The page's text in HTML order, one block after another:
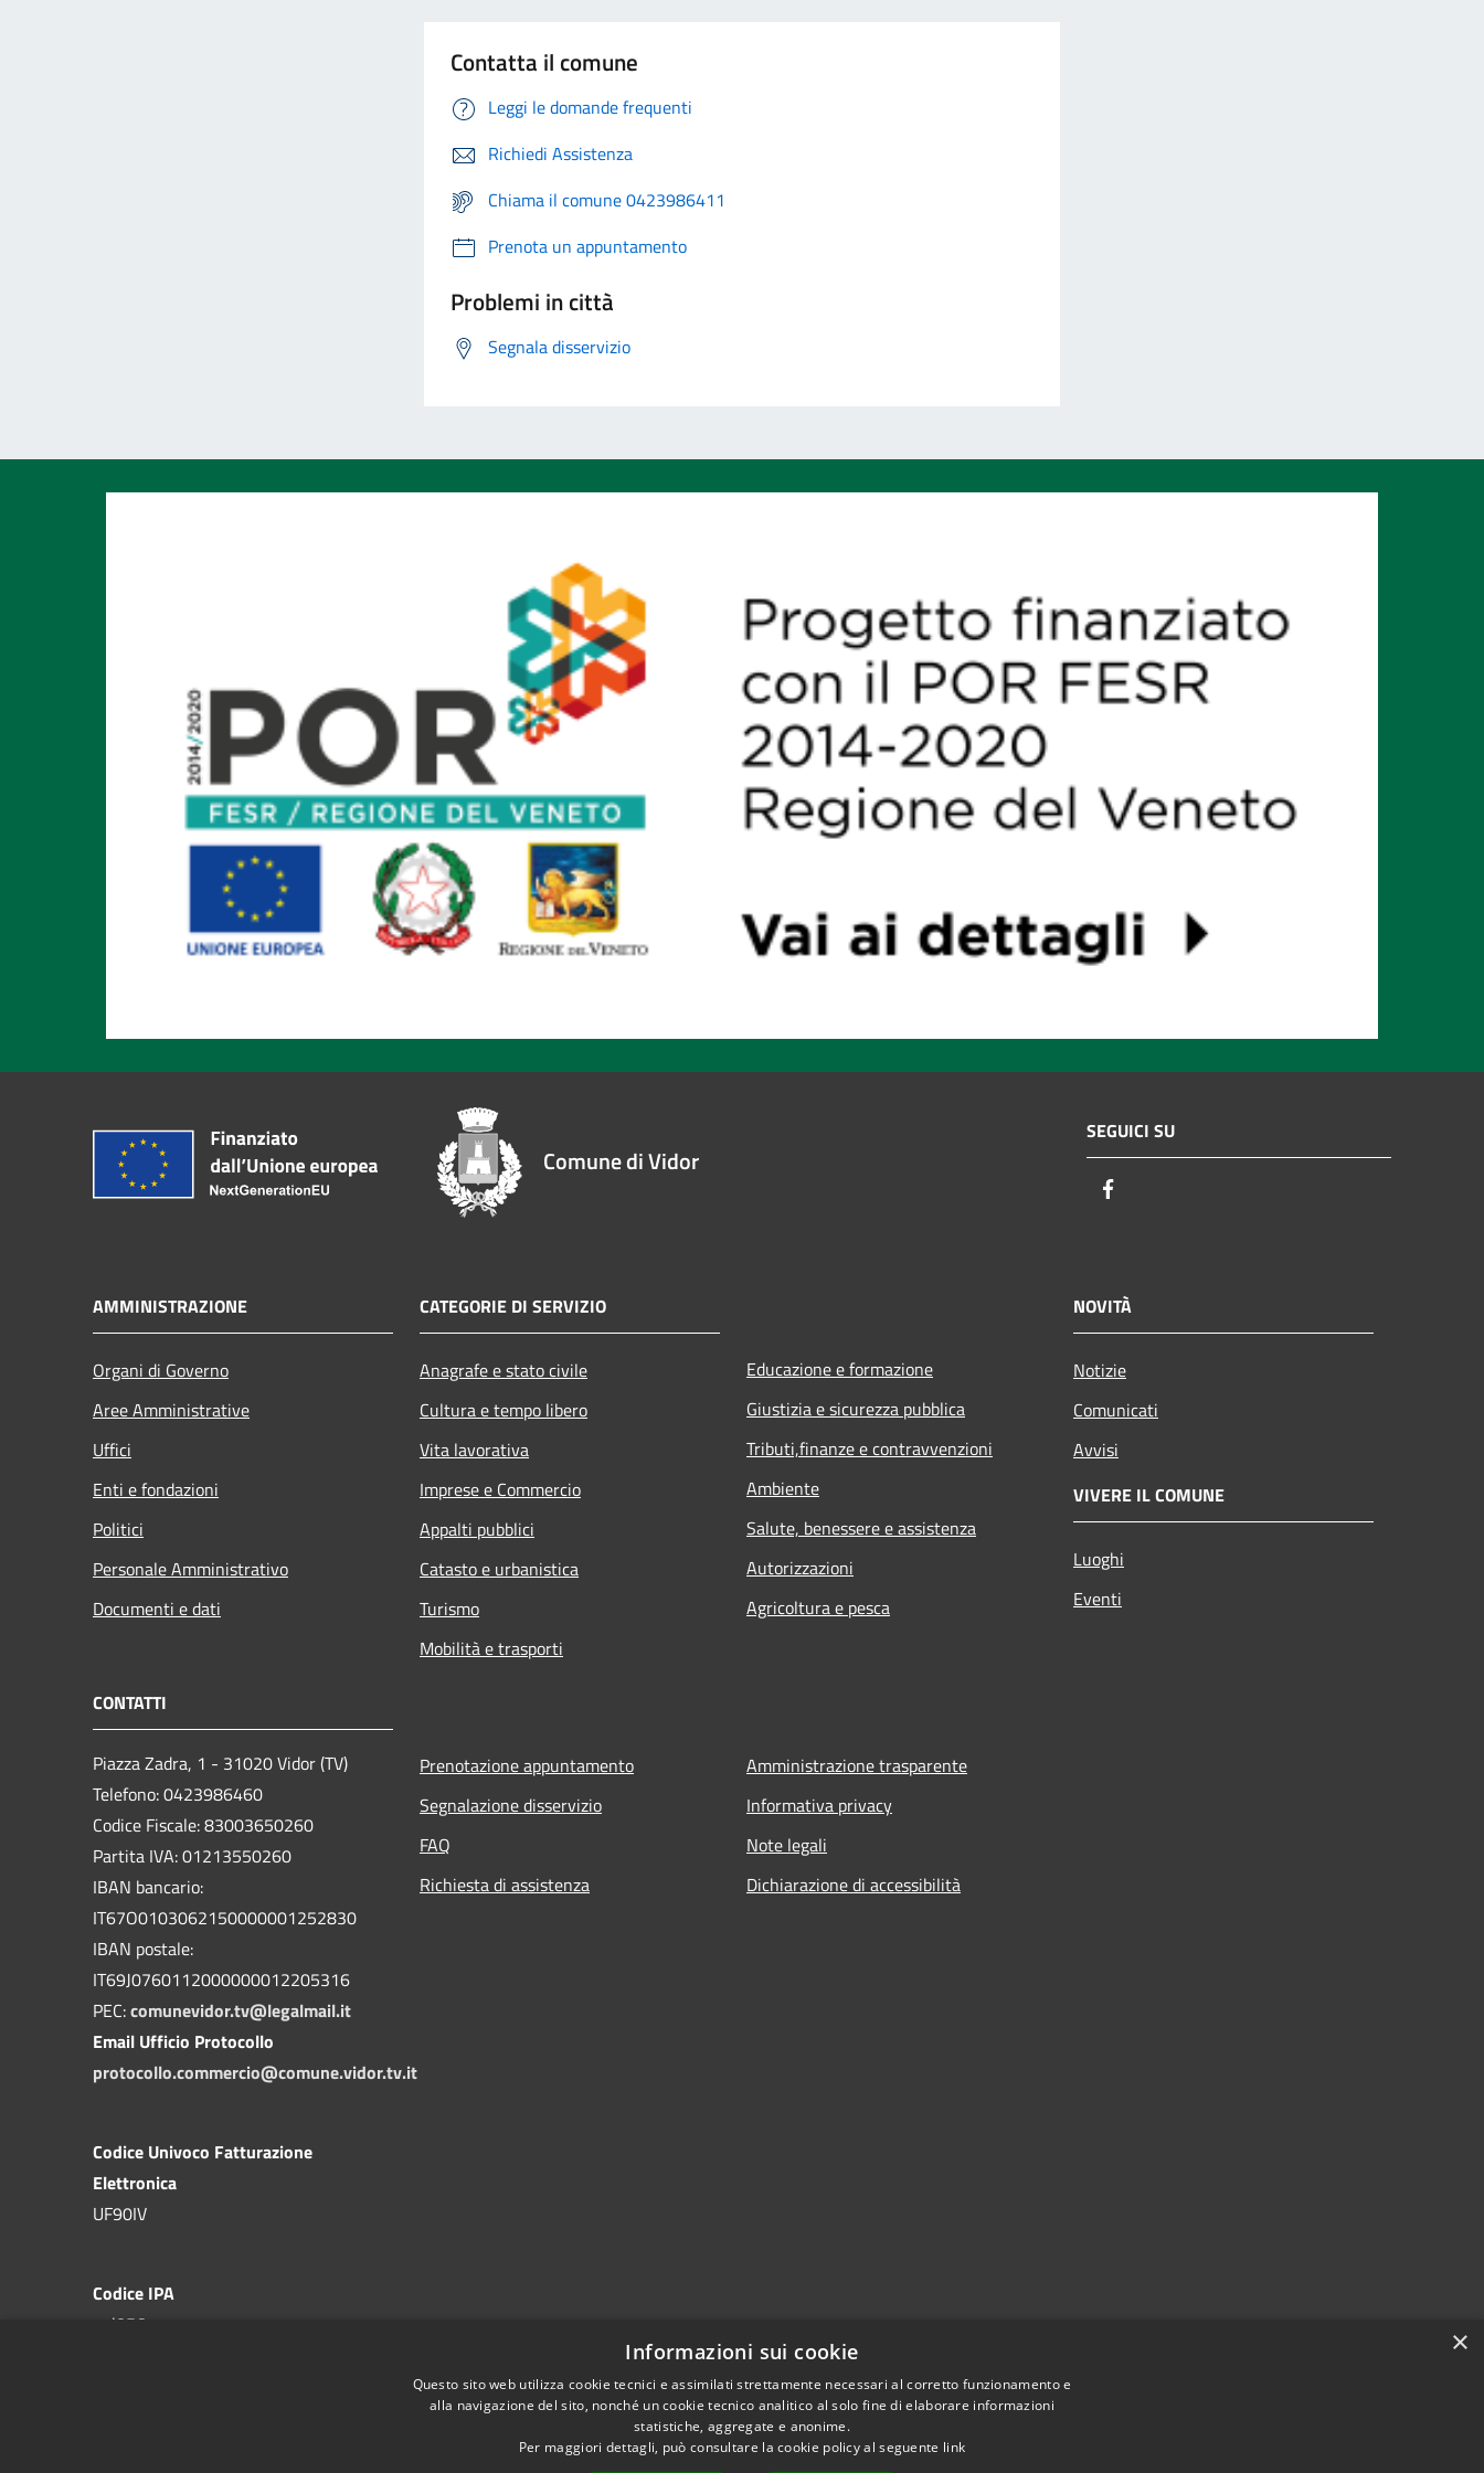
Contatta il comune
Leggi le domande frequenti
Richiedi Assistenza
Chiama il comune 0423986411
Prenota un appuntamento
Problemi in città
Segnala disservizio
Comune di Vidor
SEGUICI SU
AMMINISTRAZIONE
Organi di Governo
Aree Amministrative
Uffici
Enti e fondazioni
Politici
Personale Amministrativo
Documenti e dati
CATEGORIE DI SERVIZIO
Anagrafe e stato civile
Cultura e tempo libero
Vita lavorativa
Imprese e Commercio
Appalti pubblici
Catasto e urbanistica
Turismo
Mobilità e trasporti
Educazione e formazione
Giustizia e sicurezza pubblica
Tributi,finanze e contravvenzioni
Ambiente
Salute, benessere e assistenza
Autorizzazioni
Agricoltura e pesca
NOVITÀ
Notizie
Comunicati
Avvisi
VIVERE IL COMUNE
Luoghi
Eventi
CONTATTI
Piazza Zadra, 1 - 31020 Vidor (TV)
Telefono: 0423986460
Codice Fiscale: 83003650260
Partita IVA: 01213550260
IBAN bancario:
IT67O0103062150000001252830
IBAN postale:
IT69J0760112000000012205316
PEC:comunevidor.tv@legalmail.it
Email Ufficio Protocollo
protocollo.commercio@comune.vidor.tv.it
Codice Univoco Fatturazione
Elettronica
UF90IV
Codice IPA
c_l856
Prenotazione appuntamento
Segnalazione disservizio
FAQ
Richiesta di assistenza
Amministrazione trasparente
Informativa privacy
Note legali
Dichiarazione di accessibilità
×
Informazioni sui cookie
Questo sito web utilizza cookie tecnici e assimilati strettamente necessari al corretto funzionamento e
alla navigazione del sito, nonché un cookie tecnico analitico al solo fine di elaborare informazioni
statistiche, aggregate e anonime.
Per maggiori dettagli, può consultare la cookie policy al seguente link